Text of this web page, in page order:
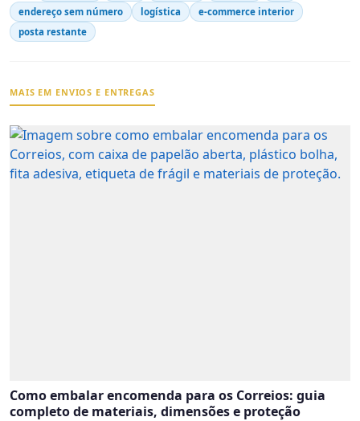
endereço sem número logística
e-commerce interior
posta restante
MAIS EM ENVIOS E ENTREGAS
Como embalar encomenda para os Correios: guia
completo de materiais, dimensões e proteção